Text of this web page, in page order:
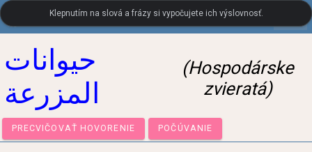
LanguageGuide.org•Arabský vizuálny slovník
حيوانات
المزرعة
(Hospodárske
zvieratá)
Klepnutím na slová a frázy si vypočujete ich výslovnosť.